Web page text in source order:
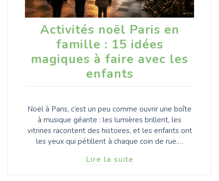
Activités noël Paris en
famille : 15 idées
magiques à faire avec les
enfants
Noël à Paris, c’est un peu comme ouvrir une boîte
à musique géante : les lumières brillent, les
vitrines racontent des histoires, et les enfants ont
les yeux qui pétillent à chaque coin de rue.…
Lire la suite